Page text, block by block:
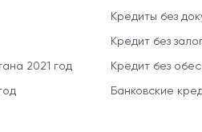
2021 год
Кредиты без
Кредит без
Кредит без
Банковские